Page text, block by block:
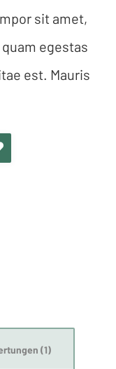
sit amet,
egestas
est. Mauris
(1)